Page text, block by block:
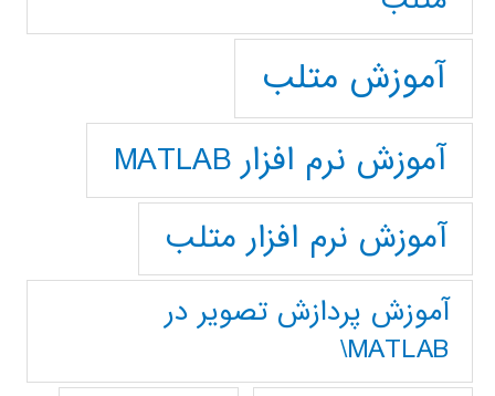
آموزش متلب
آموزش نرم افزار MATLAB
آموزش نرم افزار متلب
آموزش پردازش تصوير در
MATLAB\